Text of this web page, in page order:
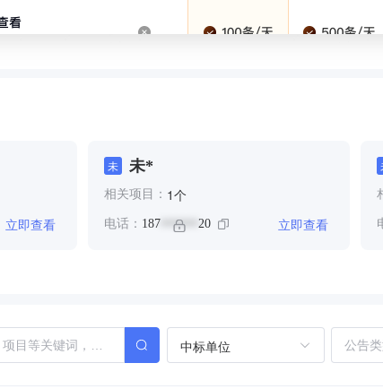
立即查看
未 未*
相关项目： 1个
电话： 187 ****** 20 立即查看
中标单位